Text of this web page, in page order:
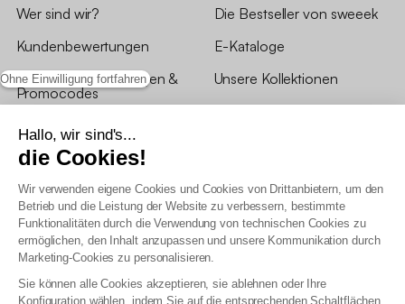
Ohne Einwilligung fortfahren
Hallo, wir sind's...
die Cookies!
Wir verwenden eigene Cookies und Cookies von Drittanbietern, um den
Betrieb und die Leistung der Website zu verbessern, bestimmte
Funktionalitäten durch die Verwendung von technischen Cookies zu
ermöglichen, den Inhalt anzupassen und unsere Kommunikation durch
Marketing-Cookies zu personalisieren.
Sie können alle Cookies akzeptieren, sie ablehnen oder Ihre
Konfiguration wählen, indem Sie auf die entsprechenden Schaltflächen
Wer sind wir?
Kundenbewertungen
*Angebotsbedingungen &
Promocodes
Bewertungen von sweeek
Unsere Geschäfte
Die Bestseller von sweeek
E-Kataloge
Unsere Kollektionen
AGB Treueprogramm